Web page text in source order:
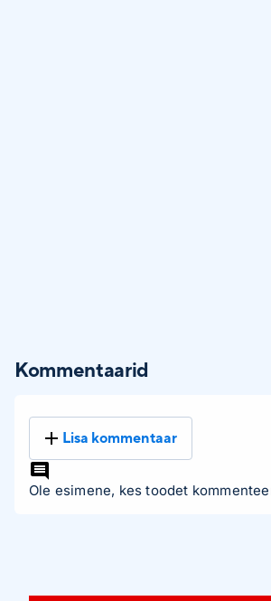
Kommentaarid
Lisa kommentaar
Ole esimene, kes toodet